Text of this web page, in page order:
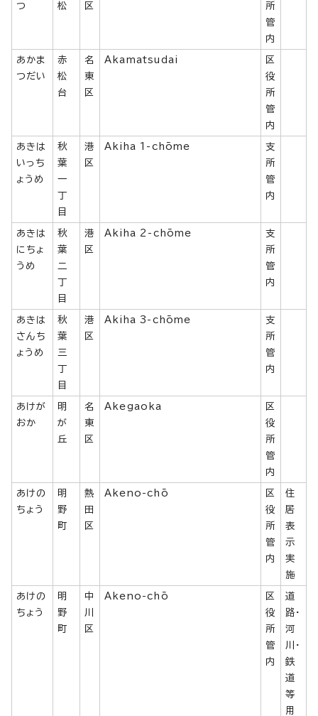
つ
松
区
所
管
内
あかま
つだい
赤
松
台
名
東
区
Akamatsudai
区
役
所
管
内
あきは
いっち
ょうめ
秋
葉
一
丁
目
港
区
Akiha 1-chōme
支
所
管
内
あきは
にちょ
うめ
秋
葉
二
丁
目
港
区
Akiha 2-chōme
支
所
管
内
あきは
さんち
ょうめ
秋
葉
三
丁
目
港
区
Akiha 3-chōme
支
所
管
内
あけが
おか
明
が
丘
名
東
区
Akegaoka
区
役
所
管
内
あけの
ちょう
明
野
町
熱
田
区
Akeno-chō
区
役
所
管
内
住
居
表
示
実
施
あけの
ちょう
明
野
町
中
川
区
Akeno-chō
区
役
所
管
内
道
路・
河
川・
鉄
道
等
用